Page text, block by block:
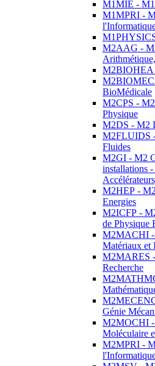
M1MIE - M1
M1MPRI -
M2AAG -
M2BIOHEA
BioMédicale
M2CPS -
Physique
M2DS - M2
M2FLUIDS
Fluides
M2GI - M2
installations -
M2HEP -
Energies
M2ICFP -
de Physique
M2MACHI -
Matériaux et
M2MARES
Recherche
Génie
M2MOCHI
Moléculaire
M2MPRI -